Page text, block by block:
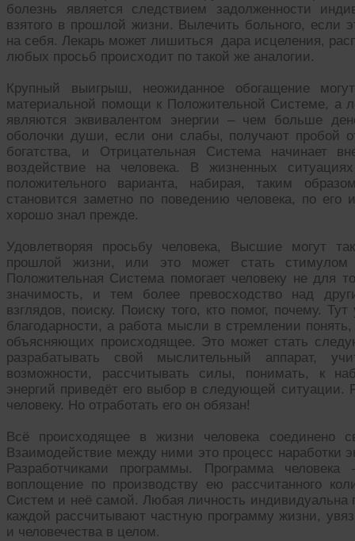
болезнь является следствием задолженности
взятого в прошлой жизни. Вылечить больного, если
на себя. Лекарь может лишиться дара исцеления,
любых просьб происходит по такой же аналогии.
Крупный выигрыш, неожиданное обогащение
материальной помощи к Положительной Системе, а
являются эквивалентом энергии – чем больше
оболочки души, если они слабы, получают пробой
богатства, и Отрицательная Система начинает
воздействие на человека. В жизненных
положительного варианта, набирая, таким
становится заметно по поведению человека, по
хорошо знал прежде.
Удовлетворяя просьбу человека, Высшие могут
прошлой жизни, или это может стать стимулом
Положительная Система помогает человеку не для
значимость, и тем более превосходство над
взглядов, поиску. Поиску того, кто помог, почему.
благодарности, а работа мысли в стремлении
объясняющих происходящее. Это может стать
разрабатывать свой мыслительный аппарат,
возможности, рассчитывать силы, понимать, к
энергий приведёт его выбор в следующей ситуации.
человеку. Но отработать его он обязан!
Всё происходящее в жизни человека
Взаимодействие между ними это процесс наработки
Разработчиками программы. Программа
воплощение по производству ею рассчитанного
Систем и неё самой. Любая личность
каждой рассчитывают частную программу жизни,
и человечества в целом.